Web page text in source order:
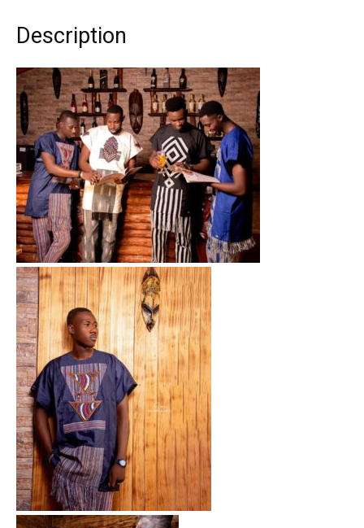
Description